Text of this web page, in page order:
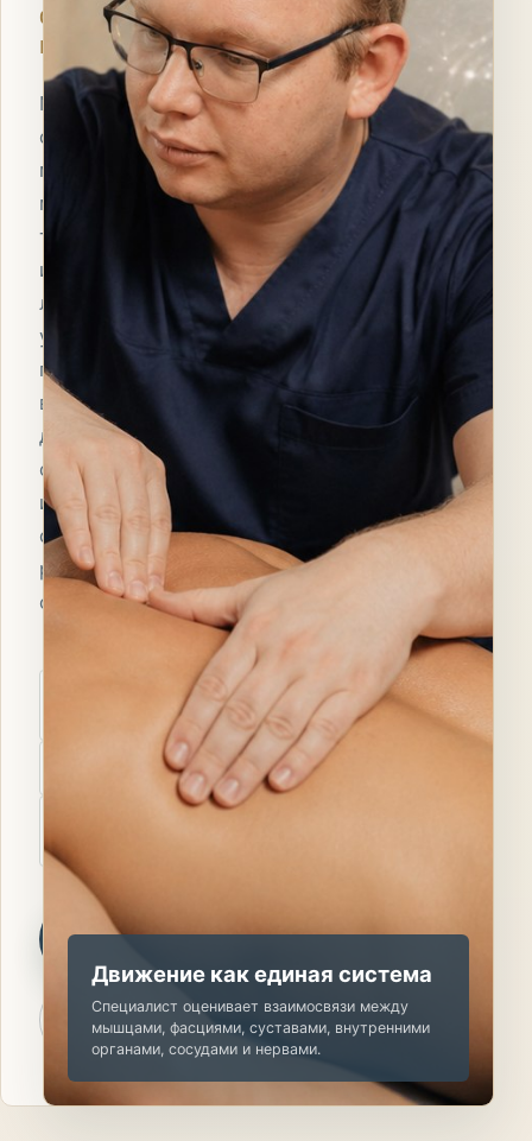
физиологические
цепи
Метод
объединяет
мягкие
мануальные
техники
и
лечебные
упражнения,
помогая
восстановить
движение,
осанку
и
согласованную
работу
организма.
поддержки
Записаться
специалисте
Движение как единая система
Специалист оценивает взаимосвязи между
мышцами, фасциями, суставами, внутренними
органами, сосудами и нервами.